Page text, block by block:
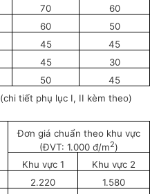
70
60
60
50
45
45
45
30
50
45
(chi tiết phụ lục I, II kèm theo)
Đơn giá chuẩn theo khu vực
(ĐVT: 1.000 đ/m2)
Khu vực 1
Khu vực 2
2.220
1.580